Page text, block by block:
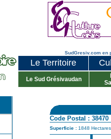
SudGresiv.com en
Le Territoire
Le Sud Grésivaudan
Code Postal : 38470
Superficie : 1848 Hectares